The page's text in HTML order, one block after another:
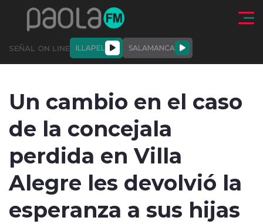
Click acá para ir directamente al contenido
SEÑAL ON LINE ILLAPEL SALAMANCA
DEPORTES
modo claro
Un cambio en el caso
de la concejala
perdida en Villa
Alegre les devolvió la
esperanza a sus hijas